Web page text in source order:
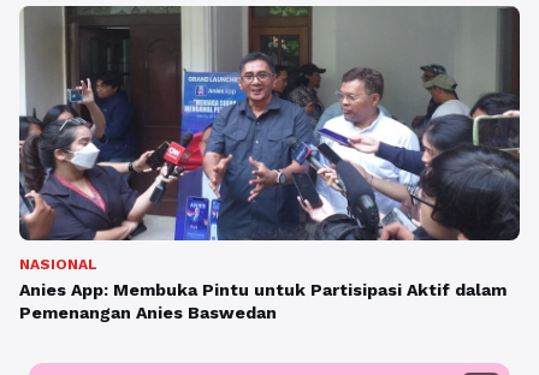
NASIONAL
Anies App: Membuka Pintu untuk Partisipasi Aktif dalam
Pemenangan Anies Baswedan